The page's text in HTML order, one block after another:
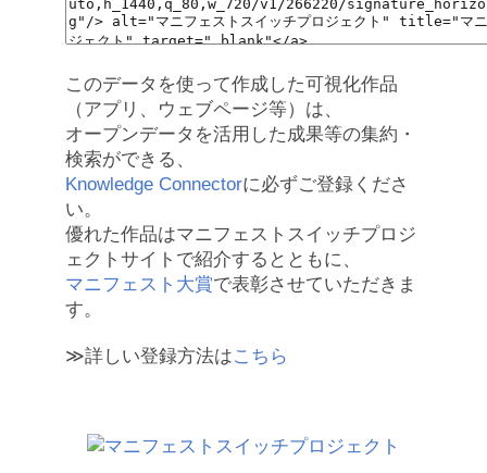
このデータを使って作成した可視化作品
（アプリ、ウェブページ等）は、
オープンデータを活用した成果等の集約・
検索ができる、
Knowledge Connectorに必ずご登録くださ
い。
優れた作品はマニフェストスイッチプロジ
ェクトサイトで紹介するとともに、
マニフェスト大賞で表彰させていただきま
す。
≫詳しい登録方法はこちら